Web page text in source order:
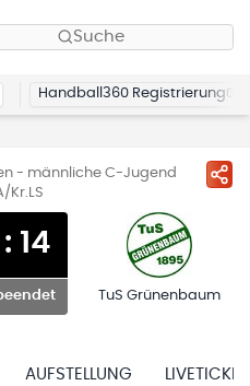
Suche
Handball360 Registrierung
- männliche C-Jugend
Kr.LS
: 14
TuS Grünenbaum
AUFSTELLUNG LIVETICKER